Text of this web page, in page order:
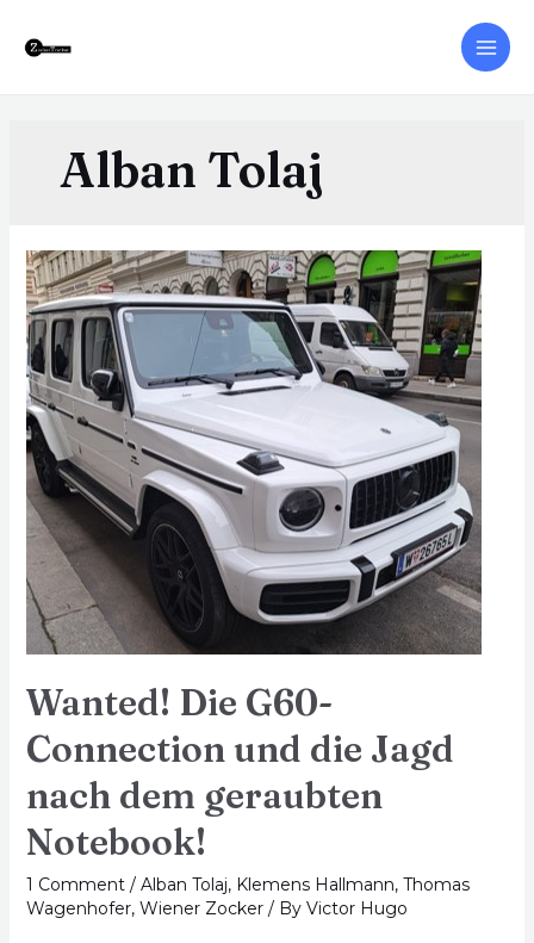
Alban Tolaj
Wanted! Die G60-
Connection und die Jagd
nach dem geraubten
Notebook!
1 Comment / Alban Tolaj, Klemens Hallmann, Thomas
Wagenhofer, Wiener Zocker/ By Victor Hugo